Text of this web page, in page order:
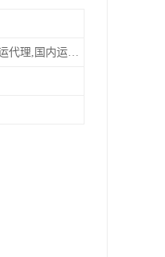
代理报关,代理清关,国际海运空运代理,国内运输派送